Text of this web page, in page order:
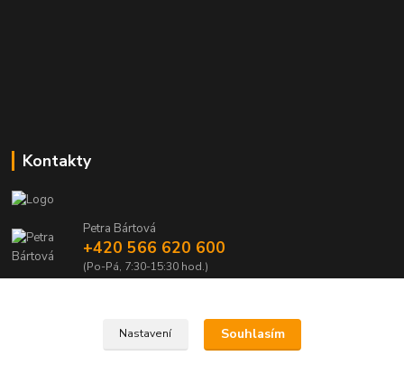
Kontakty
Petra Bártová
+420 566 620 600
(Po-Pá, 7:30-15:30 hod.)
Nastavení Souhlasím